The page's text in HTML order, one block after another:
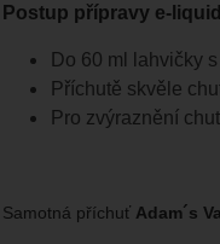
Postup přípravy e-
Do 60 ml lahvičky
Příchutě skvěle
Pro zvýraznění
Samotná příchuť Adam´s